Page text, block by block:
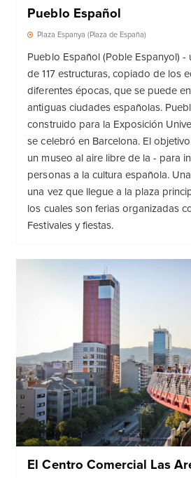
Pueblo Español
Plaza Espanya (Plaza de España)
Pueblo Español (Poble Espanyol) -
de 117 estructuras, copiado de los
diferentes épocas, que se puede
antiguas ciudades españolas.
construido para la Exposición
se celebró en Barcelona. El
un museo al aire libre de la - para
personas a la cultura española.
una vez que llegue a la plaza
los cuales son ferias organizadas
Festivales y fiestas.
El Centro Comercial Las